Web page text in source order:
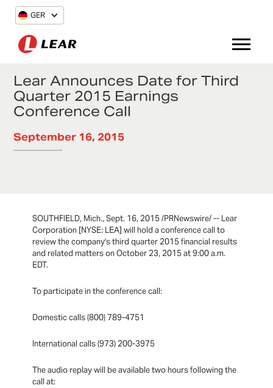
GER
Lear Announces Date for Third
Quarter 2015 Earnings
Conference Call
September 16, 2015
SOUTHFIELD, Mich., Sept. 16, 2015 /PRNewswire/ -- Lear
Corporation [NYSE: LEA] will hold a conference call to
review the company's third quarter 2015 financial results
and related matters on October 23, 2015 at 9:00 a.m.
EDT.
To participate in the conference call:
Domestic calls (800) 789-4751
International calls (973) 200-3975
The audio replay will be available two hours following the
call at: